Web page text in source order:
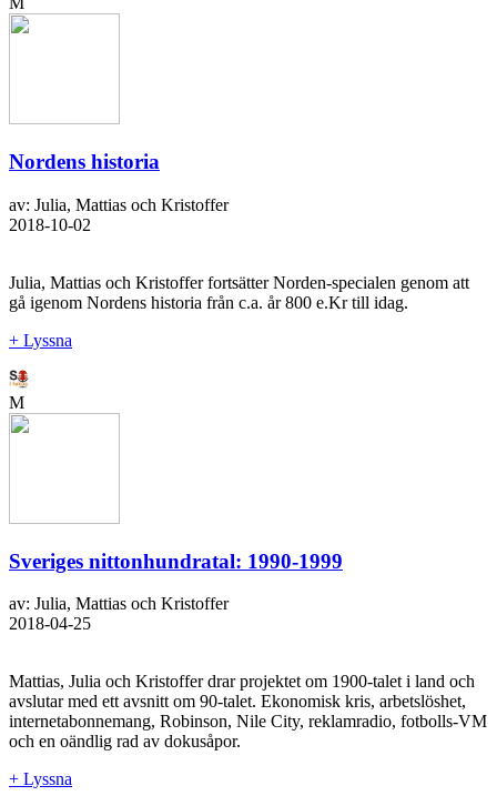
Nordens historia
av: Julia, Mattias och Kristoffer
2018-10-02
Julia, Mattias och Kristoffer fortsätter Norden-specialen genom att
gå igenom Nordens historia från c.a. år 800 e.Kr till idag.
+ Lyssna
M
Sveriges nittonhundratal: 1990-1999
av: Julia, Mattias och Kristoffer
2018-04-25
Mattias, Julia och Kristoffer drar projektet om 1900-talet i land och
avslutar med ett avsnitt om 90-talet. Ekonomisk kris, arbetslöshet,
internetabonnemang, Robinson, Nile City, reklamradio, fotbolls-VM
och en oändlig rad av dokusåpor.
+ Lyssna